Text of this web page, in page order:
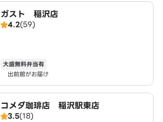
ガスト 稲沢店
4.2(59)
大盛無料弁当有
出前館がお届け
コメダ珈琲店 稲沢駅東店
3.5(18)